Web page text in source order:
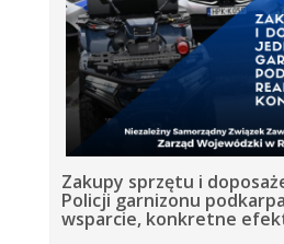
Zakupy sprzętu i
Policji garnizonu
wsparcie, konkretne